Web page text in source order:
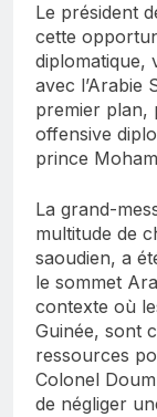
Le président
cette
diplomatique,
avec l’Arabie
premier plan,
offensive
prince
La grand-
multitude de
saoudien, a
le sommet
contexte où
Guinée, sont
ressources
Colonel
de négliger